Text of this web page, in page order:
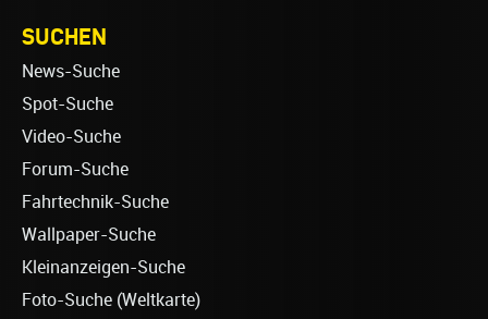
SUCHEN
News-Suche
Spot-Suche
Video-Suche
Forum-Suche
Fahrtechnik-Suche
Wallpaper-Suche
Kleinanzeigen-Suche
Foto-Suche (Weltkarte)